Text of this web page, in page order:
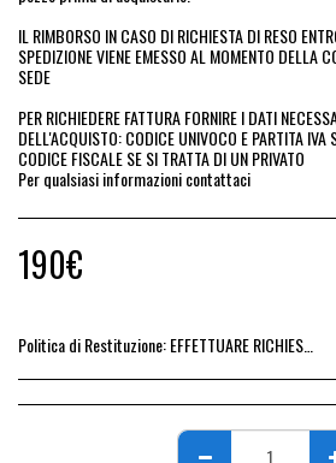
IL RIMBORSO IN CASO DI RICHIESTA DI RESO
SPEDIZIONE VIENE EMESSO AL MOMENTO DELLA
SEDE
PER RICHIEDERE FATTURA FORNIRE I DATI
DELL'ACQUISTO: CODICE UNIVOCO E PARTITA IVA
CODICE FISCALE SE SI TRATTA DI UN PRIVATO
Per qualsiasi informazioni contattaci
190€
Politica di Restituzione:EFFETTUARE RICHIESTA DI RESO ENTRO 14 GIORNI DALL&#039;ACQUISTO DEL RICAMBIO, IL RIMBORSO VIENE EMESSO ALLA CONSEGNA DEL RICAMBIO IN SEDE.